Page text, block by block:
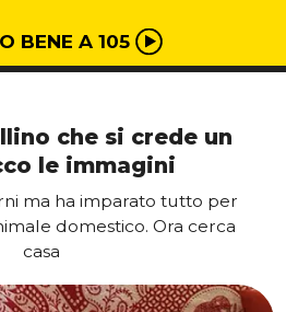
BENE A 105
che si crede un
le immagini
ma ha imparato tutto per
domestico. Ora cerca
casa